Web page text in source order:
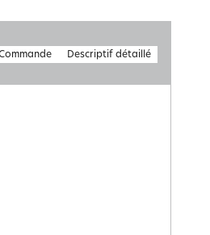
Descriptif détaillé